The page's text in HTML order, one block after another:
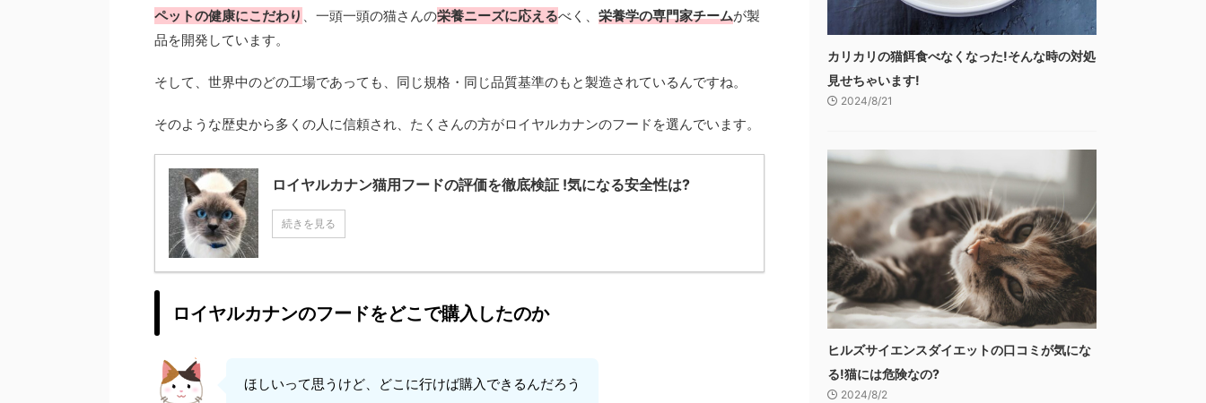
ペットの健康にこだわり 、一頭一頭の猫さんの栄養ニーズに応えるべく、 栄養学の専門家チームが製
品を開発しています。
そして、世界中のどの工場であっても、同じ規格・同じ品質基準のもと製造されているんですね。
そのような歴史から多くの人に信頼され、たくさんの方がロイヤルカナンのフードを選んでいます。
ロイヤルカナン猫用フードの評価を徹底検証 !気になる安全性は?
続きを見る
ロイヤルカナンのフードをどこで購入したのか
ほしいって思うけど、どこに行けば購入できるんだろう
カリカリの猫餌食べなくなった!そんな時の対処
見せちゃいます!
2024/8/21
ヒルズサイエンスダイエットの口コミが気にな
る!猫には危険なの?
2024/8/2